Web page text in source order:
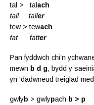
tal > talach
tall taller
tew > tewach
fat fatter
Pan fyddwch chi’n
mewn b d g, bydd y
yn ‘dadwneud treiglad
gwlyb > gwlypach b > p